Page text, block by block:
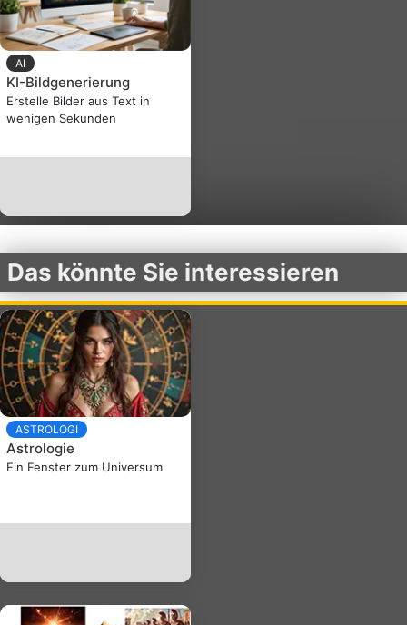
AI
KI-Bildgenerierung
Erstelle Bilder aus Text in
wenigen Sekunden
Das könnte Sie interessieren
ASTROLOGI
Astrologie
Ein Fenster zum Universum